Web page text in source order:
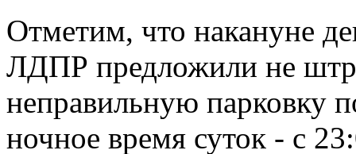
Отметим, что накануне
ЛДПР предложили не
неправильную парковку
ночное время суток - с